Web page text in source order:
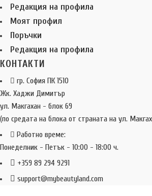
Редакция на профила
Моят профил
Поръчки
Редакция на профила
КОНТАКТИ
гр. София ПК 1510
Жк. Хаджи Димитър
ул. Макгахан - блок 69
(по средата на блока от страната на ул.
Работно време:
Понеделник - Петък - 10:00 - 18:00 ч.
+359 89 294 9291
support@mybeautyland.com